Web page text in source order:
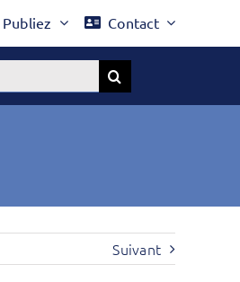
Publiez Contact
Suivant